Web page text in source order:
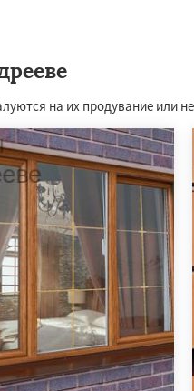
на их продувание или